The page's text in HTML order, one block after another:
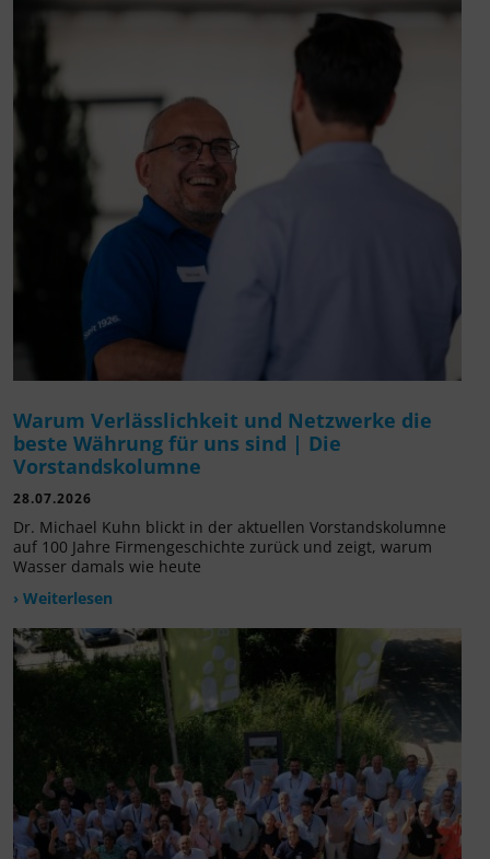
Warum Verlässlichkeit und Netzwerke die
beste Währung für uns sind | Die
Vorstandskolumne
28.07.2026
Dr. Michael Kuhn blickt in der aktuellen Vorstandskolumne
auf 100 Jahre Firmengeschichte zurück und zeigt, warum
Wasser damals wie heute
› Weiterlesen